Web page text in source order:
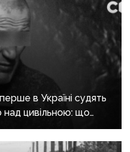
в Україні судять
над цивільною: що